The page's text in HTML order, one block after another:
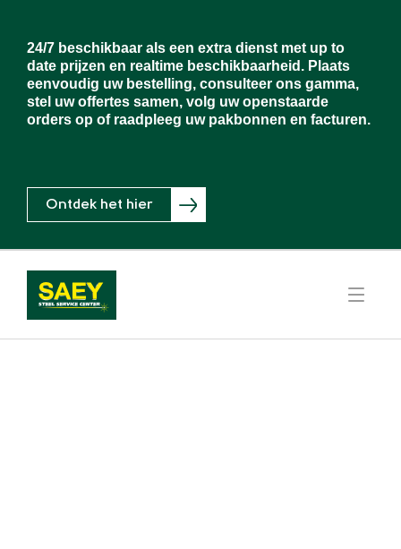
24/7 beschikbaar als een extra dienst met up to
date prijzen en realtime beschikbaarheid. Plaats
eenvoudig uw bestelling, consulteer ons gamma,
stel uw offertes samen, volg uw openstaarde
orders op of raadpleeg uw pakbonnen en facturen.
Ontdek het hier